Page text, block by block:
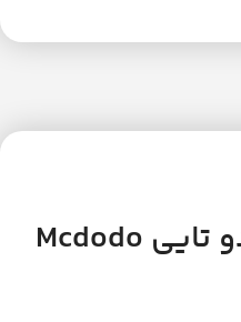
هندزفری بلوتوث دو تایی Mcdodo